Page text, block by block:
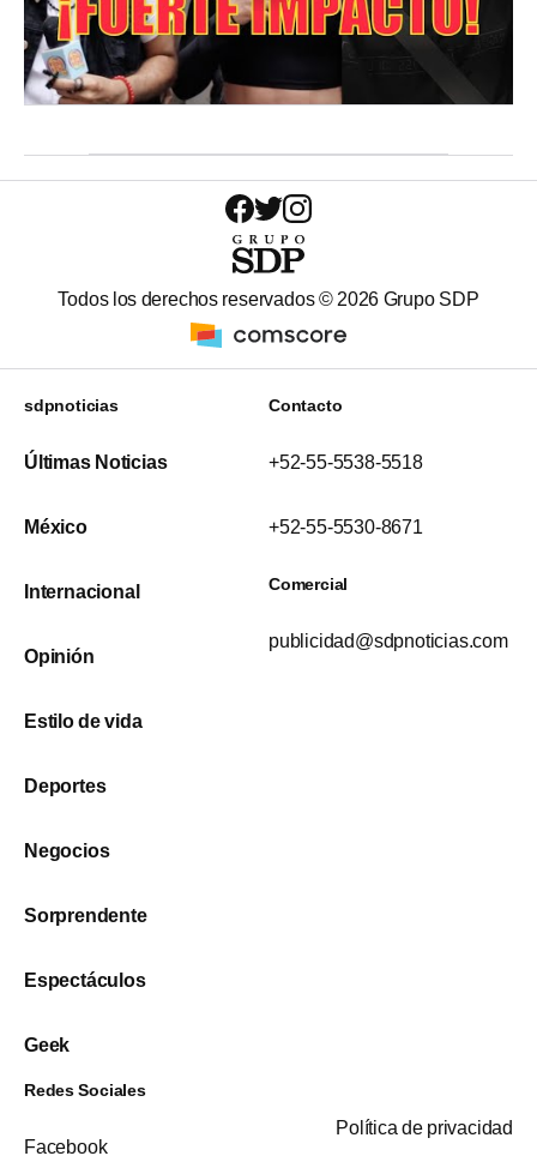
Todos los derechos reservados © 2026 Grupo SDP
sdpnoticias
Últimas Noticias
México
Internacional
Opinión
Estilo de vida
Deportes
Negocios
Sorprendente
Espectáculos
Geek
Contacto
+52-55-5538-5518
+52-55-5530-8671
Comercial
publicidad@sdpnoticias.com
Redes Sociales
Facebook
Política de privacidad